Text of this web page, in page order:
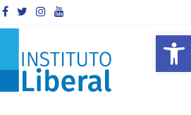
Barra de Ferramentas Aberta